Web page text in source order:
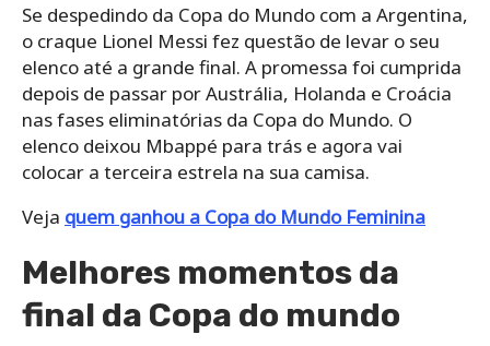
Se despedindo da Copa do Mundo com a Argentina,
o craque Lionel Messi fez questão de levar o seu
elenco até a grande final. A promessa foi cumprida
depois de passar por Austrália, Holanda e Croácia
nas fases eliminatórias da Copa do Mundo. O
elenco deixou Mbappé para trás e agora vai
colocar a terceira estrela na sua camisa.
Veja quem ganhou a Copa do Mundo Feminina
Melhores momentos da
final da Copa do mundo